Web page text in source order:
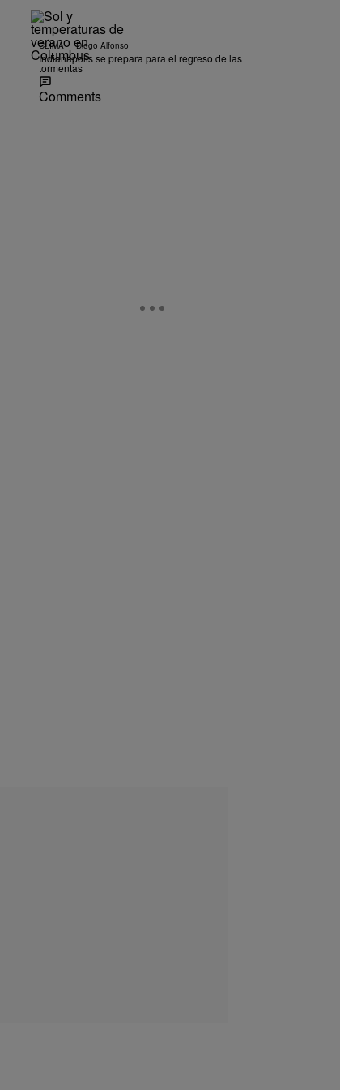
CLIMA | Diego Alfonso
Indianápolis se prepara para el regreso de las
tormentas
Comments